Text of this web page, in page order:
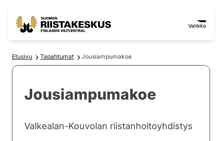
Valikko
Etusivu Tapahtumat Jousiampumakoe
Jousiampumakoe
Valkealan-Kouvolan riistanhoitoyhdistys